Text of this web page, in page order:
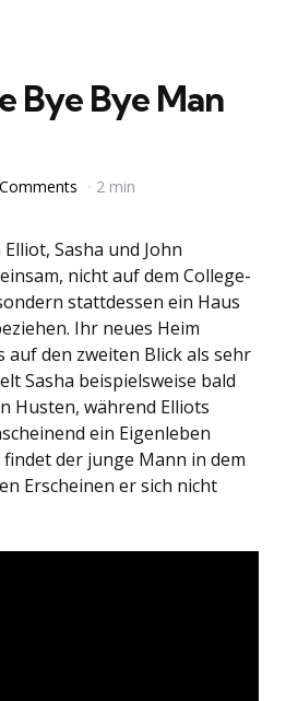
Bye Bye Man
2 min
Sasha und John
nicht auf dem College-
stattdessen ein Haus
Ihr neues Heim
auf den zweiten Blick als sehr
Sasha beispielsweise bald
Husten, während Elliots
ein Eigenleben
der junge Mann in dem
Erscheinen er sich nicht